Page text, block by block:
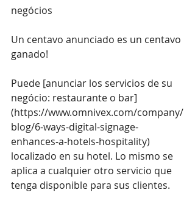
negócios
Un centavo anunciado es un centavo
ganado!
Puede [anunciar los servicios de su
negócio: restaurante o bar]
(https://www.omnivex.com/company/
blog/6-ways-digital-signage-
enhances-a-hotels-hospitality)
localizado en su hotel. Lo mismo se
aplica a cualquier otro servicio que
tenga disponible para sus clientes.